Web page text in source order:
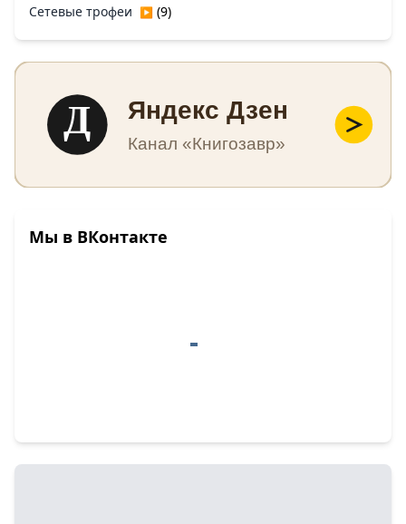
Сетевые трофеи ▶ (9)
Д Яндекс Дзен
Канал «Книгозавр»
Мы в ВКонтакте